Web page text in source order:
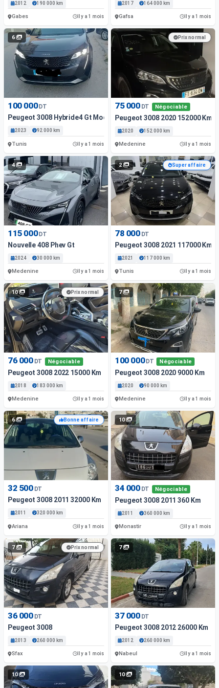
2012 190 000 km
Gabes Il y a 1 mois
2017 164 000 km
Gafsa Il y a 1 mois
6
100 000DT
Peugeot 3008 Hybride4 Gt Modèle 2023 92000 Km
2023 92 000 km
Tunis Il y a 1 mois
Prix normal
75 000 DT Négociable
Peugeot 3008 2020 152000 Km
2020 152 000 km
Medenine Il y a 1 mois
4
115 000DT
Nouvelle 408 Phev Gt
2024 30 000 km
Medenine Il y a 1 mois
2 Super affaire
78 000 DT
Peugeot 3008 2021 117000 Km
2021 117 000 km
Tunis Il y a 1 mois
10 Prix normal
76 000 DT Négociable
Peugeot 3008 2022 15000 Km
2018 183 000 km
Medenine Il y a 1 mois
7
100 000DT Négociable
Peugeot 3008 2020 9000 Km
2020 90 000 km
Medenine Il y a 1 mois
6 Bonne affaire
32 500 DT
Peugeot 3008 2011 32000 Km
2011 320 000 km
Ariana Il y a 1 mois
10
34 000 DT Négociable
Peugeot 3008 2011 360 Km
2011 360 000 km
Monastir Il y a 1 mois
7 Prix normal
36 000 DT
Peugeot 3008
2013 260 000 km
Sfax Il y a 1 mois
7
37 000 DT
Peugeot 3008 2012 26000 Km
2012 260 000 km
Nabeul Il y a 1 mois
10 10